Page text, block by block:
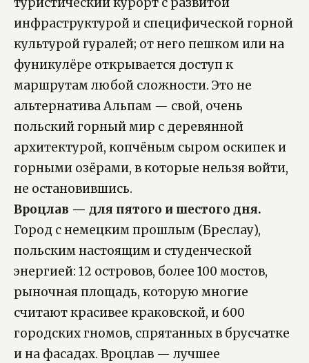
инфраструктурой и специфической горной
культурой гуралей; от него пешком или на
фуникулёре открывается доступ к
маршрутам любой сложности. Это не
альтернатива Альпам — свой, очень
польский горный мир с деревянной
архитектурой, копчёным сыром оскипек и
горными озёрами, в которые нельзя войти,
не остановившись.
Вроцлав — для пятого и шестого дня.
Город с немецким прошлым (Бреслау),
польским настоящим и студенческой
энергией: 12 островов, более 100 мостов,
рыночная площадь, которую многие
считают красивее краковской, и 600
городских гномов, спрятанных в брусчатке
и на фасадах. Вроцлав — лучшее